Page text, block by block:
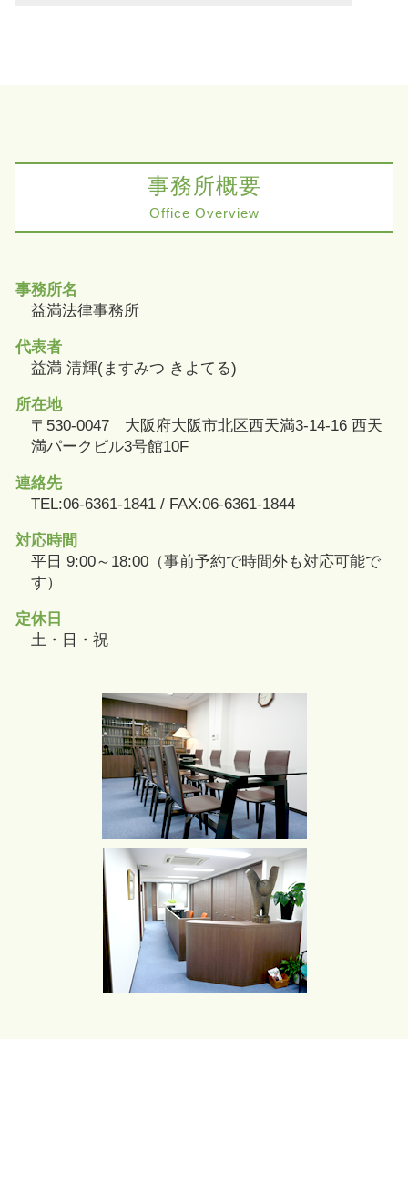
事務所概要
Office Overview
事務所名
益満法律事務所
代表者
益満 清輝(ますみつ きよてる)
所在地
〒530-0047 大阪府大阪市北区西天満3-14-16 西天
満パークビル3号館10F
連絡先
TEL:06-6361-1841 / FAX:06-6361-1844
対応時間
平日 9:00～18:00（事前予約で時間外も対応可能で
す）
定休日
土・日・祝